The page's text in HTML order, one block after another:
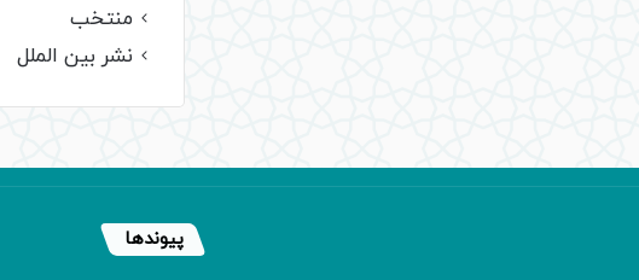
منتخب
نشر بین الملل
پیوندها